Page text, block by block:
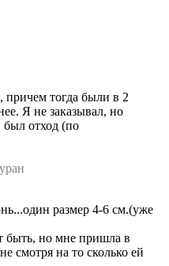
тогда были в 2
Я не заказывал, но
был отход (по
размер 4-6 см.(уже
быть, но мне пришла в
смотря на то сколько ей